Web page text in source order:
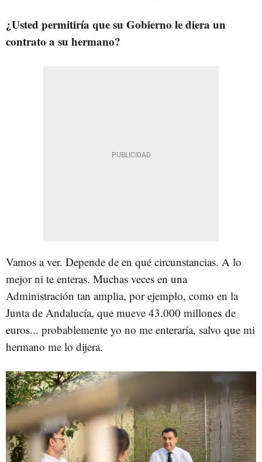
¿Usted permitiría que su Gobierno le diera un
contrato a su hermano?
Vamos a ver. Depende de en qué circunstancias. A lo
mejor ni te enteras. Muchas veces en una
Administración tan amplia, por ejemplo, como en la
Junta de Andalucía, que mueve 43.000 millones de
euros... probablemente yo no me enteraría, salvo que mi
hermano me lo dijera.